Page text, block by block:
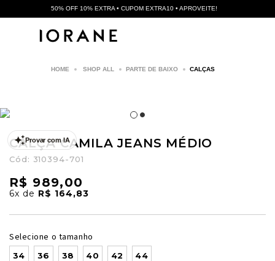
50% OFF 10% EXTRA • CUPOM EXTRA10 • APROVEITE!
SHOP ALL PARTE DE BAIXO CALÇAS
Provar com IA
CALÇA CAMILA JEANS MÉDIO
Cód: 310394-701
R$ 989,00
6x de R$ 164,83
Selecione o tamanho
34 36 38 40 42 44